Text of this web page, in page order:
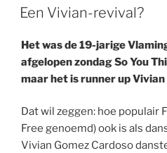
OP
Een Vivian-revival?
Het was de 19-jarige
afgelopen zondag So You
maar het is runner up
Dat wil zeggen: hoe populair
Free genoemd) ook is als
Vivian Gomez Cardoso